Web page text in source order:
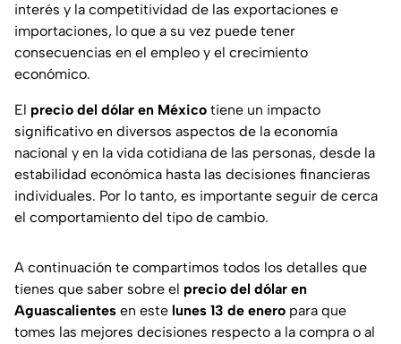
interés y la competitividad de las exportaciones e
importaciones, lo que a su vez puede tener
consecuencias en el empleo y el crecimiento
económico.
El precio del dólar en México tiene un impacto
significativo en diversos aspectos de la economía
nacional y en la vida cotidiana de las personas, desde la
estabilidad económica hasta las decisiones financieras
individuales. Por lo tanto, es importante seguir de cerca
el comportamiento del tipo de cambio.
A continuación te compartimos todos los detalles que
tienes que saber sobre el precio del dólar en
Aguascalientes en este lunes 13 de enero para que
tomes las mejores decisiones respecto a la compra o al